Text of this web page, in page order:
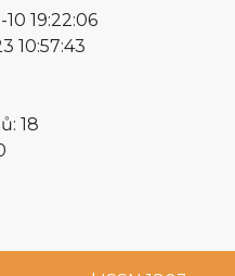
19:22:06
10:57:43
18